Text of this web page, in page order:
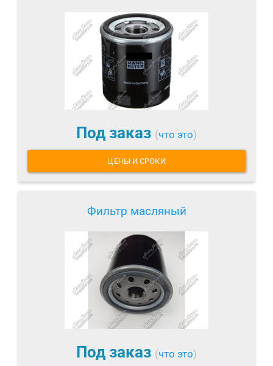
Под заказ (что это)
ЦЕНЫ И СРОКИ
Фильтр масляный
Под заказ (что это)